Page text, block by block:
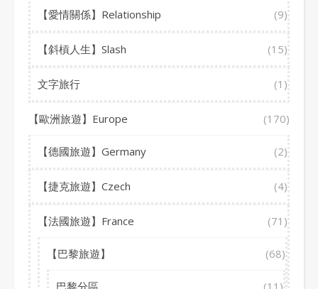
【愛情關係】Relationship (9)
【斜槓人生】Slash (15)
文字旅行 (1)
【歐洲旅遊】Europe (170)
【德國旅遊】Germany (2)
【捷克旅遊】Czech (4)
【法國旅遊】France (71)
【巴黎旅遊】 (68)